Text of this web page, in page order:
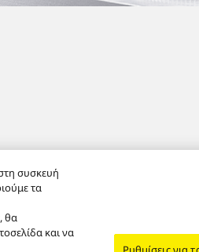
Προσβασιμότητα
συσκευή
τα
θα
και να